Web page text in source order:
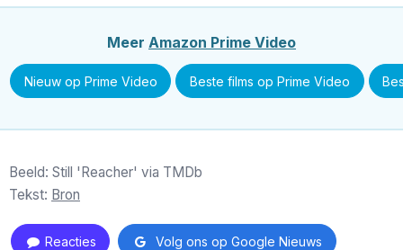
Meer Amazon Prime Video
Nieuw op Prime Video Beste films op Prime Video
Beeld: Still 'Reacher' via TMDb
Tekst: Bron
Reacties Volg ons op Google Nieuws